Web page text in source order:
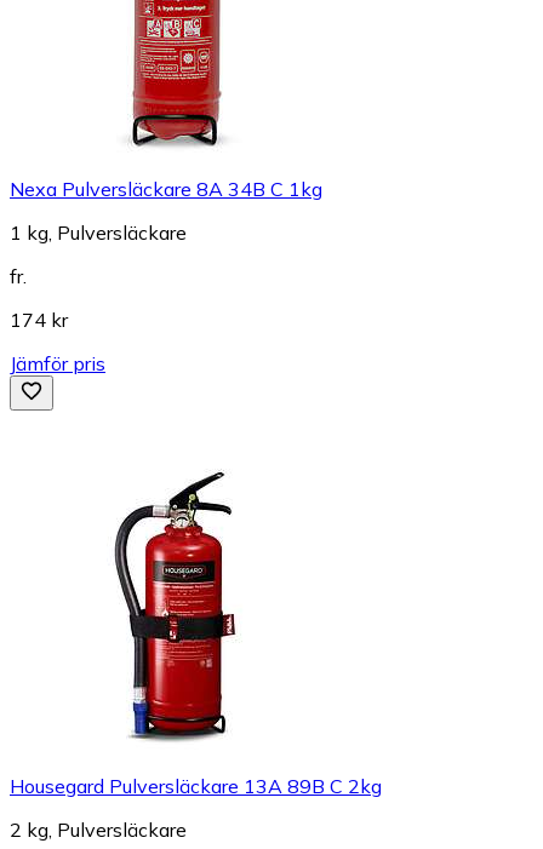
Nexa Pulversläckare 8A 34B C 1kg
1 kg, Pulversläckare
fr.
174 kr
Jämför pris
Housegard Pulversläckare 13A 89B C 2kg
2 kg, Pulversläckare